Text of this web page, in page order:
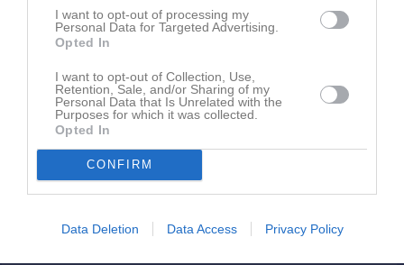
I want to opt-out of processing my
Personal Data for Targeted Advertising.
Opted In
I want to opt-out of Collection, Use,
Retention, Sale, and/or Sharing of my
Personal Data that Is Unrelated with the
Purposes for which it was collected.
Opted In
CONFIRM
Data Deletion Data Access Privacy Policy
Kommentera
Du måste logga in för att kommentera